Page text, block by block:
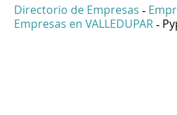
Directorio de Empresas -
Empresas en VALLEDUPAR -